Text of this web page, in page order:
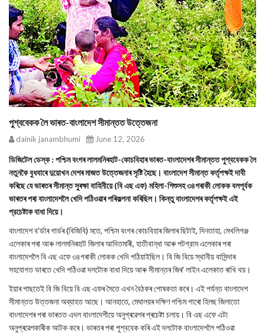
পুশ্ববেকক লৈ ভাৰত-বাংলাদেশ সীমান্তত উত্তেজনা
dainik janambhumi June 12, 2026
ডিজিটেল ডেস্ক : পশ্চিম বংগৰ লালমনিৰহাট-কোচবিহাৰ ভাৰত-বাংলাদেশৰ সীমান্তত পুশ্ববেকক লৈ
নতুনকৈ বুধবাৰে দুয়োখন দেশৰ মাজত উত্তেজনাৰ সৃষ্টি হৈছে। বাংলাদেশ সীমান্ত কর্তৃপক্ষই দাবী
কৰিছে যে ভাৰতৰ সীমান্ত সুৰক্ষা বাহিনীয়ে (বি এছ এফ) মহিলা-শিশুসহ ৩৪গৰাকী লোকক বলপূর্বক
ভাৰতৰ পৰা বাংলাদেশলৈ খেদি পঠিওৱাৰ পৰিকল্পনা কৰিছিল। কিন্তু বাংলাদেশৰ কর্তৃপক্ষই এই
প্রচেষ্টাক বাধা দিয়ে।
বাংলাদেশ ব'ৰ্ডাৰ গাৰ্ডৰ (বিজিবি) মতে, পশ্চিম বংগৰ কোচবিহাৰ জিলাৰ ছিটাই, দিনতাহা, মেখলিগঞ্জ
এলেকাৰ পৰা আৰু লালমনিৰহাট জিলাৰ আদিতমাৰী, হাতীবান্ধা আৰু পটগ্রাম এলেকাৰ পৰা
বাংলাদেশলৈ বি এছ এফে ৩৪গৰাকী লোকক খেদি পঠিয়াইছিল। বি জি বিয়ে স্থানীয় বাসিন্দাৰ
সহযোগত ভাৰতে খেদি পঠিওৱা দলটোক বাধা দিয়ে আৰু সীমান্তৰ জিৰ' লাইন এলেকাত ৰাখি থয়।
ইয়াৰ পাছতেই বি জি বিয়ে বি এছ এফৰ সৈতে এখন বৈঠকৰ পোষকতা কৰে। এই পর্যন্ত বাংলাদেশ
সীমান্তত উত্তজনা অব্যাহত আছে। আনহাতে, মেঘালয়ৰ দক্ষিণ পশ্চিম গাৰো হিলছ জিলাতো
বাংলাদেশৰ পৰা ভাৰতত এদল বাংলাদেশীয়ে অনুপ্ৰৱেশৰ প্ৰচেষ্টা চলায়। বি এছ এফে এটা
অনুপ্ৰৱেশকাৰীক আটক কৰে। ভাৰতৰ পৰা পুশ্ববেক কৰি এই দলটোক বাংলাদেশলৈ পঠিওৱা